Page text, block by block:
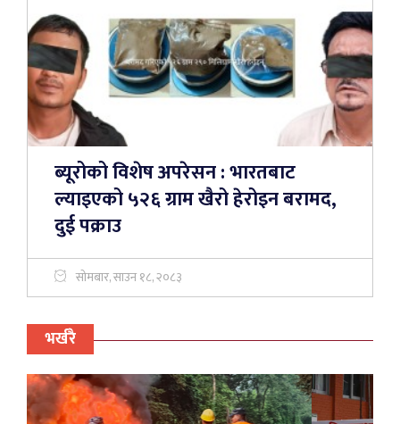
ब्यूरोको विशेष अपरेसन : भारतबाट
ल्याइएको ५२६ ग्राम खैरो हेरोइन बरामद,
दुई पक्राउ
सोमबार, साउन १८, २०८३
भर्खरै